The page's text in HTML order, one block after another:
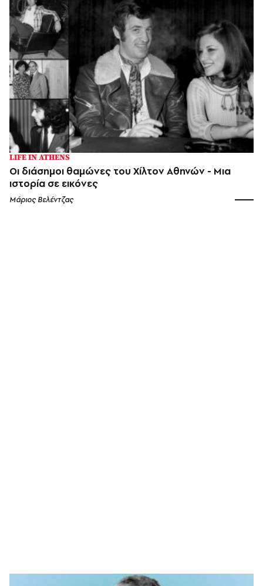
LIFE IN ATHENS
Οι διάσημοι θαμώνες του Χίλτον Αθηνών - Μια
ιστορία σε εικόνες
Μάριος Βελέντζας